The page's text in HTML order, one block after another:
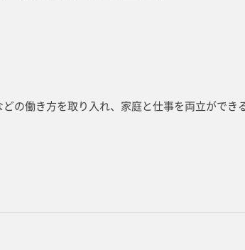
の働き方を取り入れ、家庭と仕事を両立ができ